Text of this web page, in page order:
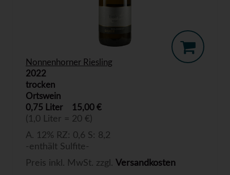
Nonnenhorner Riesling
2022
trocken
Ortswein
0,75 Liter
15,00 €
(1,0 Liter = 20 €)
A. 12% RZ: 0,6 S: 8,2
-enthält Sulfite-
Preis inkl. MwSt. zzgl. Versandkosten